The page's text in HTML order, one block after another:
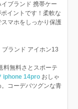
ブランド 携帯ケー
イントです！柔軟な
マホをしっかり保護
ランド アイホン13
料無料さとスポーテ
iphone 14pro おしゃ
コーデバツグンな青